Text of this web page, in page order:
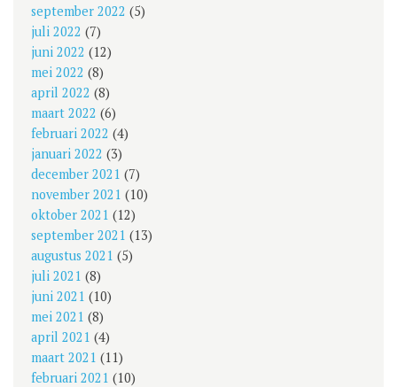
september 2022 (5)
juli 2022 (7)
juni 2022 (12)
mei 2022 (8)
april 2022 (8)
maart 2022 (6)
februari 2022 (4)
januari 2022 (3)
december 2021 (7)
november 2021 (10)
oktober 2021 (12)
september 2021 (13)
augustus 2021 (5)
juli 2021 (8)
juni 2021 (10)
mei 2021 (8)
april 2021 (4)
maart 2021 (11)
februari 2021 (10)